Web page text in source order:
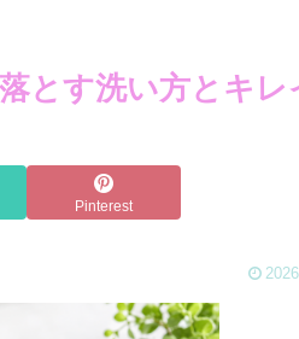
とす洗い方とキレ
Pinterest